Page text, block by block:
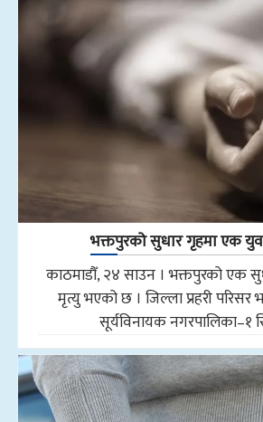
भक्तपुरको सुधार गृहमा एक
काठमाडौँ, २४ साउन । भक्तपुरको एक
मृत्यु भएको छ । जिल्ला प्रहरी
सूर्यविनायक नगरपालिका–१